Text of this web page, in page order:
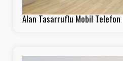
Alan Tasarruflu Mobil Telefon